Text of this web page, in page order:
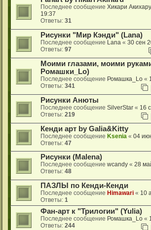
Последнее сообщение Хикари Акихару
19:37
Ответы: 31
Рисунки "Мир Кэнди" (Lana)
Последнее сообщение Lana « 30 сен
Ответы: 97
Моими глазами, моими
Ромашки_Lo)
Последнее сообщение Ромашка_Lo «
Ответы: 341
Рисунки Анюты
Последнее сообщение SilverStar « 16
Ответы: 219
Кенди арт by Galia&Kitty
Последнее сообщение Ksenia « 04
Ответы: 47
Рисунки (Malena)
Последнее сообщение wcandy « 28
Ответы: 48
ПАЗЛЫ по Кенди-Кенди
Последнее сообщение Himawari « 10
Ответы: 1
Фан-арт к "Трилогии" (Yulia)
Последнее сообщение Ромашка_Lo «
Ответы: 244